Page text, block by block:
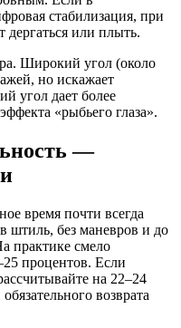
стабилизация, при
дергаться или плыть.
Широкий угол (около
но искажает
угол дает более
«рыбьего глаза».
—
время почти всегда
штиль, без маневров и до
практике смело
процентов. Если
на 22–24
возврата